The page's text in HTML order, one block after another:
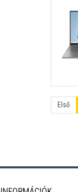
Első